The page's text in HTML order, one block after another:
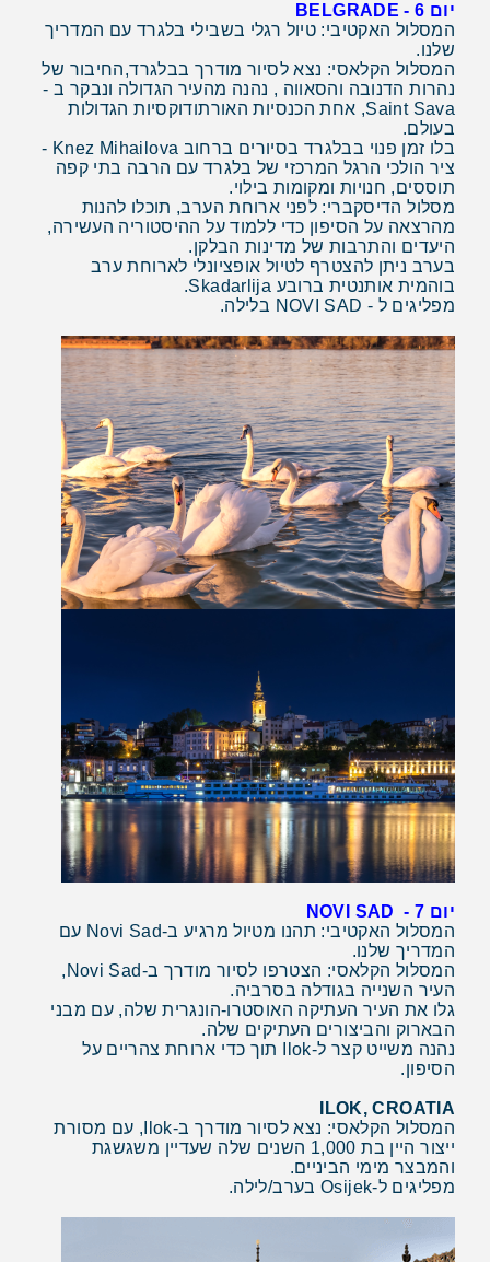
יום 6 - BELGRADE
המסלול האקטיבי: טיול רגלי בשבילי בלגרד עם המדריך
שלנו.
המסלול הקלאסי: נצא לסיור מודרך בבלגרד,החיבור של
נהרות הדנובה והסאווה , נהנה מהעיר הגדולה ונבקר ב -
Saint Sava, אחת הכנסיות האורתודוקסיות הגדולות
בעולם.
בלו זמן פנוי בבלגרד בסיורים ברחוב Knez Mihailova -
ציר הולכי הרגל המרכזי של בלגרד עם הרבה בתי קפה
תוססים, חנויות ומקומות בילוי.
מסלול הדיסקברי: לפני ארוחת הערב, תוכלו להנות
מהרצאה על הסיפון כדי ללמוד על ההיסטוריה העשירה,
היעדים והתרבות של מדינות הבלקן.
בערב ניתן להצטרף לטיול אופציונלי לארוחת ערב
בוהמית אותנטית ברובע Skadarlija.
מפליגים ל - NOVI SAD בלילה.
יום 7 - NOVI SAD
המסלול האקטיבי: תהנו מטיול מרגיע ב-Novi Sad עם
המדריך שלנו.
המסלול הקלאסי: הצטרפו לסיור מודרך ב-Novi Sad,
העיר השנייה בגודלה בסרביה.
גלו את העיר העתיקה האוסטרו-הונגרית שלה, עם מבני
הבארוק והביצורים העתיקים שלה.
נהנה משייט קצר ל-Ilok תוך כדי ארוחת צהריים על
הסיפון.
ILOK, CROATIA
המסלול הקלאסי: נצא לסיור מודרך ב-Ilok, עם מסורת
ייצור היין בת 1,000 השנים שלה שעדיין משגשגת
והמבצר מימי הביניים.
מפליגים ל-Osijek בערב/לילה.